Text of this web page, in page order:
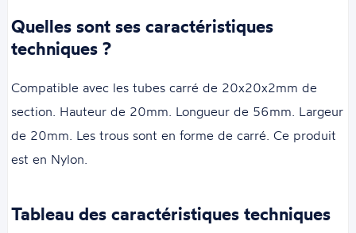
Quelles sont ses caractéristiques
techniques ?
Compatible avec les tubes carré de 20x20x2mm de
section. Hauteur de 20mm. Longueur de 56mm. Largeur
de 20mm. Les trous sont en forme de carré. Ce produit
est en Nylon.
Tableau des caractéristiques techniques